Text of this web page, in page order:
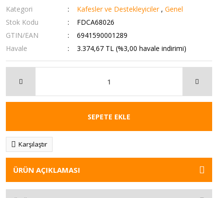
Kategori Kafesler ve Destekleyiciler ,Genel
Stok Kodu
FDCA68026
GTIN/EAN
6941590001289
Havale
3.374,67 TL (%3,00 havale indirimi)
SEPETE EKLE
Karşılaştır
ÜRÜN AÇIKLAMASI